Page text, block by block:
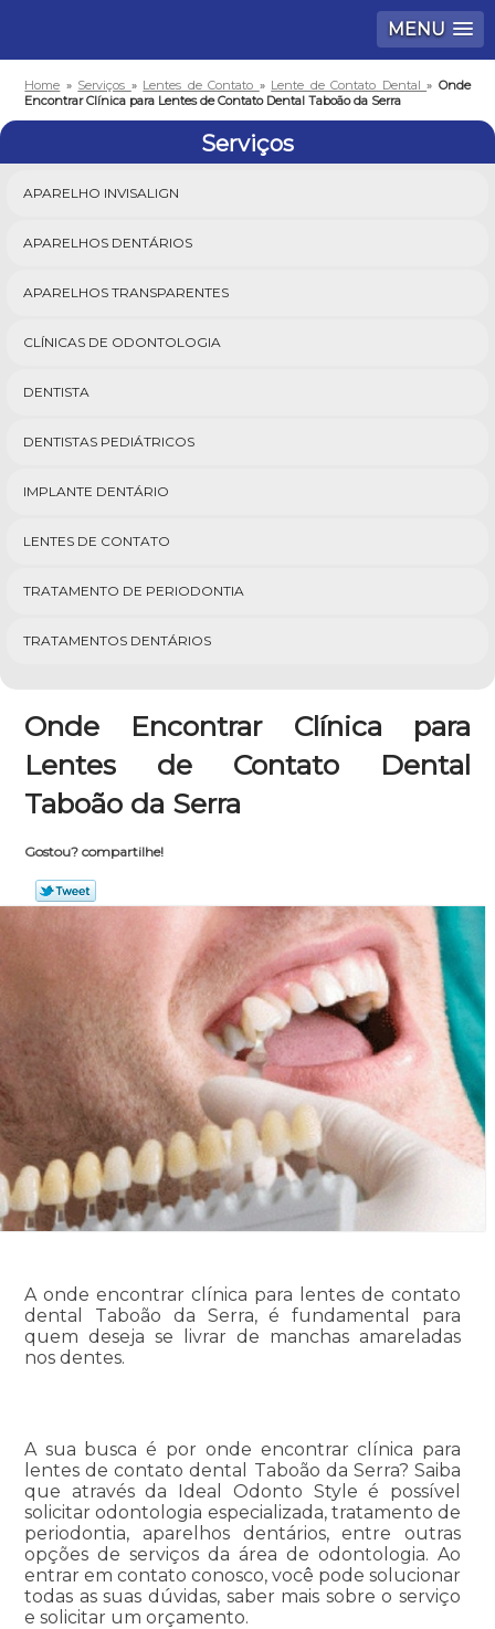
MENU
Home » Serviços » Lentes de Contato » Lente de Contato Dental» Onde
Encontrar Clínica para Lentes de Contato Dental Taboão da Serra
Serviços
APARELHO INVISALIGN
APARELHOS DENTÁRIOS
APARELHOS TRANSPARENTES
CLÍNICAS DE ODONTOLOGIA
DENTISTA
DENTISTAS PEDIÁTRICOS
IMPLANTE DENTÁRIO
LENTES DE CONTATO
TRATAMENTO DE PERIODONTIA
TRATAMENTOS DENTÁRIOS
Onde Encontrar Clínica para
Lentes de Contato Dental
Taboão da Serra
Gostou? compartilhe!
A onde encontrar clínica para lentes de contato
dental Taboão da Serra, é fundamental para
quem deseja se livrar de manchas amareladas
nos dentes.
A sua busca é por onde encontrar clínica para
lentes de contato dental Taboão da Serra? Saiba
que através da Ideal Odonto Style é possível
solicitar odontologia especializada, tratamento de
periodontia, aparelhos dentários, entre outras
opções de serviços da área de odontologia. Ao
entrar em contato conosco, você pode solucionar
todas as suas dúvidas, saber mais sobre o serviço
e solicitar um orçamento.